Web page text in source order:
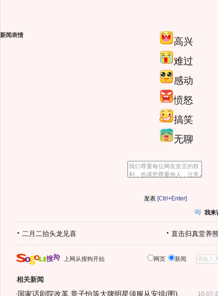
新闻表情
高兴
难过
感动
愤怒
搞笑
无聊
[Ctrl+Enter]
我来
二月二抬头龙见喜 直击归真堂养
上网从搜狗开始 网页 新闻
相关新闻
10-07-
· 国家话剧院改革 章子怡等大牌明星须服从安排(图)